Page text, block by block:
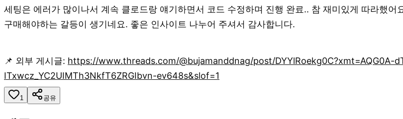
세팅은 에러가 많이나서 계속 클로드랑 얘기하면서 코드 수정하며 진행 완료.. 참 재미있게 따라했
구매해야하는 갈등이 생기네요. 좋은 인사이트 나누어 주셔서 감사합니다.
📌 외부 게시글: https://www.threads.com/@bujamanddnag/post/DYYlRoekg0C?xmt=AQG0A-
ITxwcz_YC2UIMTh3NkfT6ZRGIbvn-ev648s&slof=1
1 공유